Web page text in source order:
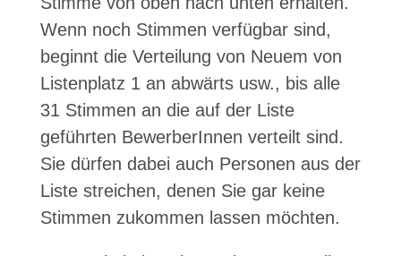
Wenn noch Stimmen verfügbar sind,
beginnt die Verteilung von Neuem von
Listenplatz 1 an abwärts usw., bis alle
31 Stimmen an die auf der Liste
geführten BewerberInnen verteilt sind.
Sie dürfen dabei auch Personen aus der
Liste streichen, denen Sie gar keine
Stimmen zukommen lassen möchten.